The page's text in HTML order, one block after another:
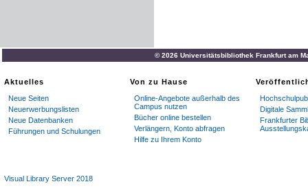
© 2026 Universitätsbibliothek Frankfurt am
Aktuelles
Neue Seiten
Neuerwerbungslisten
Neue Datenbanken
Führungen und Schulungen
Von zu Hause
Online-Angebote außerhalb des
Campus nutzen
Bücher online bestellen
Verlängern, Konto abfragen
Hilfe zu Ihrem Konto
Digitale
Frankfurter
Visual Library Server 2018